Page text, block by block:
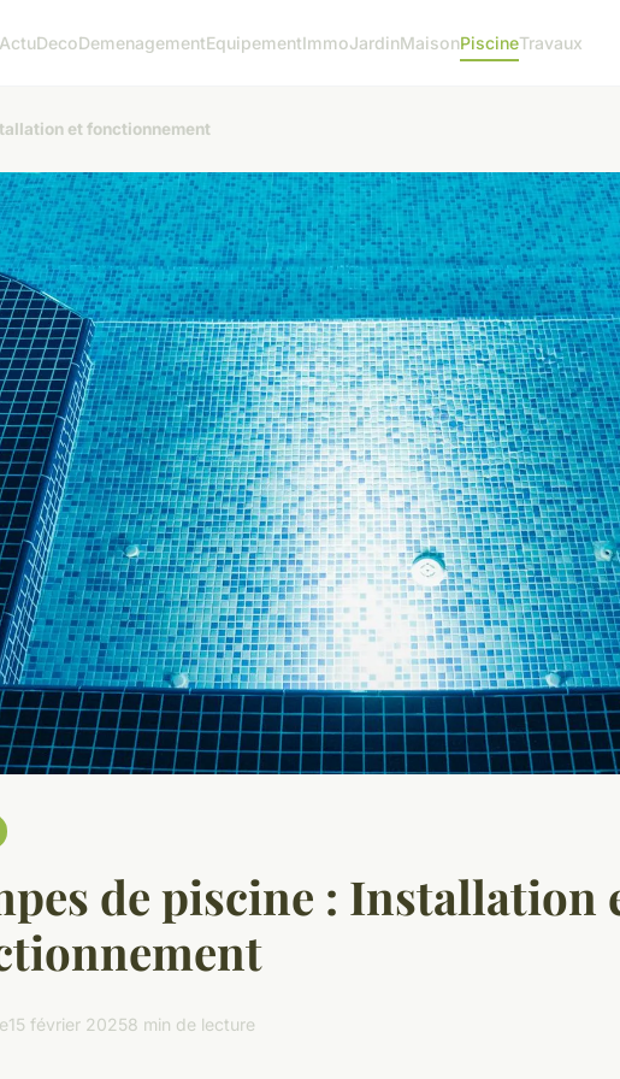
ActuDecoDemenagementEquipementImmoJardinMaisonPiscineTravaux
et fonctionnement
de piscine : Installation
15 février 20258 min de lecture